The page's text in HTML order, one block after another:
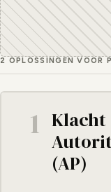
2 OPLOSSINGEN VOOR
1
(AP)